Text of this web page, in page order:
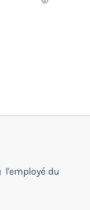
l'employé du